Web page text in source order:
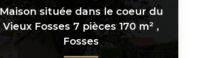
Maison située dans le coeur du
Vieux Fosses 7 pièces 170 m² ,
Fosses